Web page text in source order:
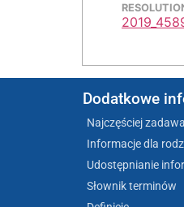
Dodatkowe
Najczęściej
Informacje dla
Udostępnianie
Słownik terminów